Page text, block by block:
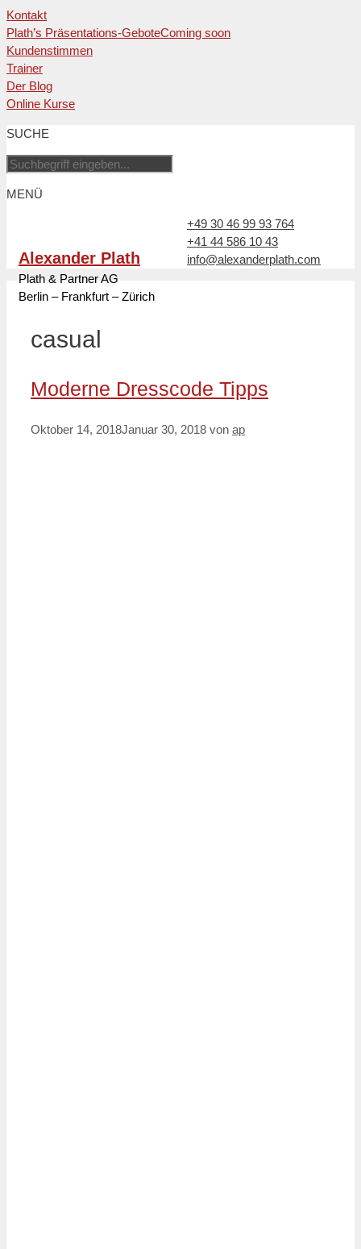
Kontakt
Plath’s Präsentations-GeboteComing soon
Kundenstimmen
Trainer
Der Blog
Online Kurse
Inhalt
springen
SUCHE
MENÜ
Alexander Plath
Plath & Partner AG
Berlin – Frankfurt – Zürich
+49 30 46 99 93 764
+41 44 586 10 43
info@alexanderplath.com
casual
Moderne Dresscode Tipps
Oktober 14, 2018Januar 30, 2018 von ap